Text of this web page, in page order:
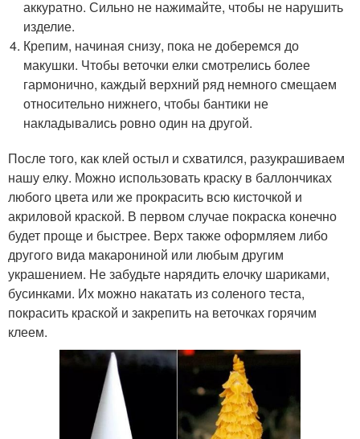
аккуратно. Сильно не нажимайте, чтобы не нарушить
изделие.
Крепим, начиная снизу, пока не доберемся до
макушки. Чтобы веточки елки смотрелись более
гармонично, каждый верхний ряд немного смещаем
относительно нижнего, чтобы бантики не
накладывались ровно один на другой.
После того, как клей остыл и схватился, разукрашиваем
нашу елку. Можно использовать краску в баллончиках
любого цвета или же прокрасить всю кисточкой и
акриловой краской. В первом случае покраска конечно
будет проще и быстрее. Верх также оформляем либо
другого вида макарониной или любым другим
украшением. Не забудьте нарядить елочку шариками,
бусинками. Их можно накатать из соленого теста,
покрасить краской и закрепить на веточках горячим
клеем.